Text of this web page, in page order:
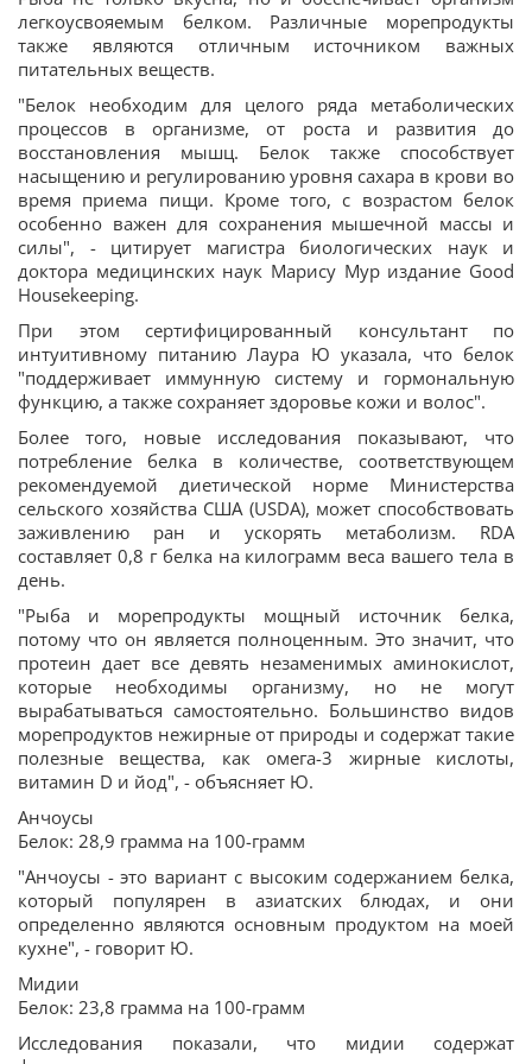
легкоусвояемым белком. Различные морепродукты
также являются отличным источником важных
питательных веществ.
"Белок необходим для целого ряда метаболических
процессов в организме, от роста и развития до
восстановления мышц. Белок также способствует
насыщению и регулированию уровня сахара в крови во
время приема пищи. Кроме того, с возрастом белок
особенно важен для сохранения мышечной массы и
силы", - цитирует магистра биологических наук и
доктора медицинских наук Марису Мур издание Good
Housekeeping.
При этом сертифицированный консультант по
интуитивному питанию Лаура Ю указала, что белок
"поддерживает иммунную систему и гормональную
функцию, а также сохраняет здоровье кожи и волос".
Более того, новые исследования показывают, что
потребление белка в количестве, соответствующем
рекомендуемой диетической норме Министерства
сельского хозяйства США (USDA), может способствовать
заживлению ран и ускорять метаболизм. RDA
составляет 0,8 г белка на килограмм веса вашего тела в
день.
"Рыба и морепродукты мощный источник белка,
потому что он является полноценным. Это значит, что
протеин дает все девять незаменимых аминокислот,
которые необходимы организму, но не могут
вырабатываться самостоятельно. Большинство видов
морепродуктов нежирные от природы и содержат такие
полезные вещества, как омега-3 жирные кислоты,
витамин D и йод", - объясняет Ю.
Анчоусы
Белок: 28,9 грамма на 100-грамм
"Анчоусы - это вариант с высоким содержанием белка,
который популярен в азиатских блюдах, и они
определенно являются основным продуктом на моей
кухне", - говорит Ю.
Мидии
Белок: 23,8 грамма на 100-грамм
Исследования показали, что мидии содержат